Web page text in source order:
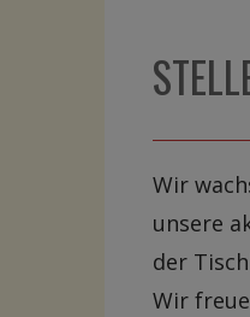
Wir
unsere
der
Wir